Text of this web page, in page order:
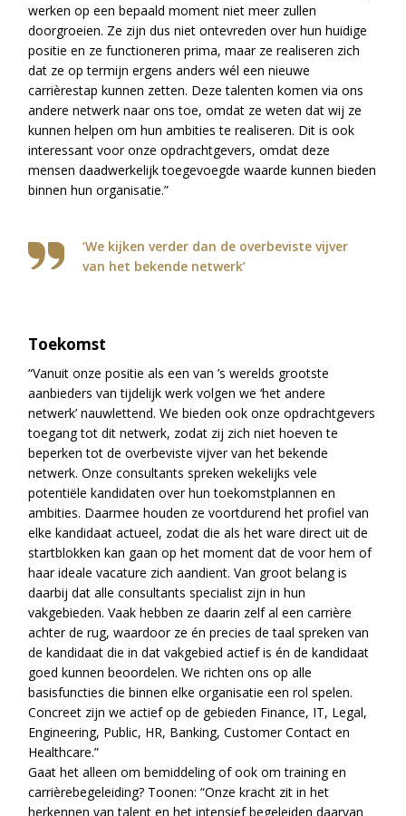
werken op een bepaald moment niet meer zullen
doorgroeien. Ze zijn dus niet ontevreden over hun huidige
positie en ze functioneren prima, maar ze realiseren zich
dat ze op termijn ergens anders wél een nieuwe
carrièrestap kunnen zetten. Deze talenten komen via ons
andere netwerk naar ons toe, omdat ze weten dat wij ze
kunnen helpen om hun ambities te realiseren. Dit is ook
interessant voor onze opdrachtgevers, omdat deze
mensen daadwerkelijk toegevoegde waarde kunnen bieden
binnen hun organisatie.”
‘We kijken verder dan de overbeviste vijver
van het bekende netwerk’
Toekomst
“Vanuit onze positie als een van ’s werelds grootste
aanbieders van tijdelijk werk volgen we ‘het andere
netwerk’ nauwlettend. We bieden ook onze opdrachtgevers
toegang tot dit netwerk, zodat zij zich niet hoeven te
beperken tot de overbeviste vijver van het bekende
netwerk. Onze consultants spreken wekelijks vele
potentiële kandidaten over hun toekomstplannen en
ambities. Daarmee houden ze voortdurend het profiel van
elke kandidaat actueel, zodat die als het ware direct uit de
startblokken kan gaan op het moment dat de voor hem of
haar ideale vacature zich aandient. Van groot belang is
daarbij dat alle consultants specialist zijn in hun
vakgebieden. Vaak hebben ze daarin zelf al een carrière
achter de rug, waardoor ze én precies de taal spreken van
de kandidaat die in dat vakgebied actief is én de kandidaat
goed kunnen beoordelen. We richten ons op alle
basisfuncties die binnen elke organisatie een rol spelen.
Concreet zijn we actief op de gebieden Finance, IT, Legal,
Engineering, Public, HR, Banking, Customer Contact en
Healthcare.”
Gaat het alleen om bemiddeling of ook om training en
carrièrebegeleiding? Toonen: “Onze kracht zit in het
herkennen van talent en het intensief begeleiden daarvan